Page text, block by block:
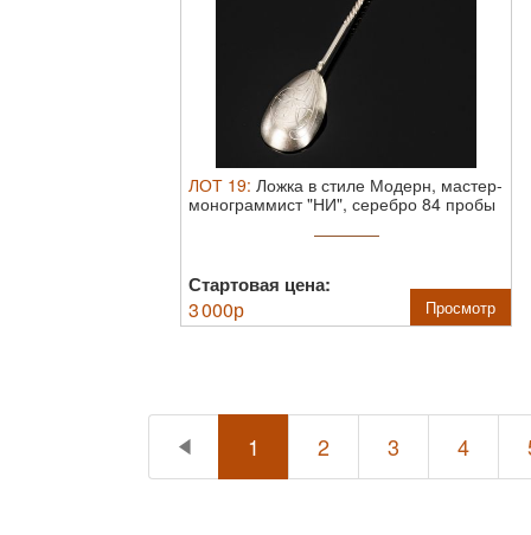
ЛОТ 19: Ложка в стиле Модерн, мастер-
монограммист "НИ", серебро 84 пробы
Стартовая цена:
3 000р Просмотр
1 2 3 4